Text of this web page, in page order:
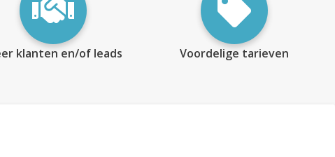
klanten en/of leads Voordelige tarieven